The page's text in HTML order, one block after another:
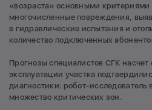
«возраста» основными критериями
многочисленные повреждения,
в гидравлические испытания и
количество подключенных
Прогнозы специалистов СГК
эксплуатации участка
диагностики: робот-исследователь
множество критических зон.